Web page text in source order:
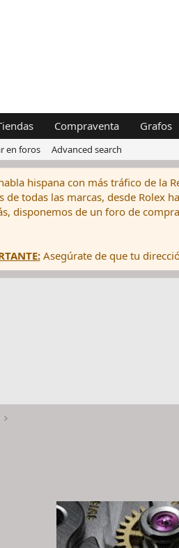
Compraventa Grafos
en foros Advanced search
hispana con más tráfico de la
de todas las marcas, desde Rolex
disponemos de un foro de
Asegúrate de que tu